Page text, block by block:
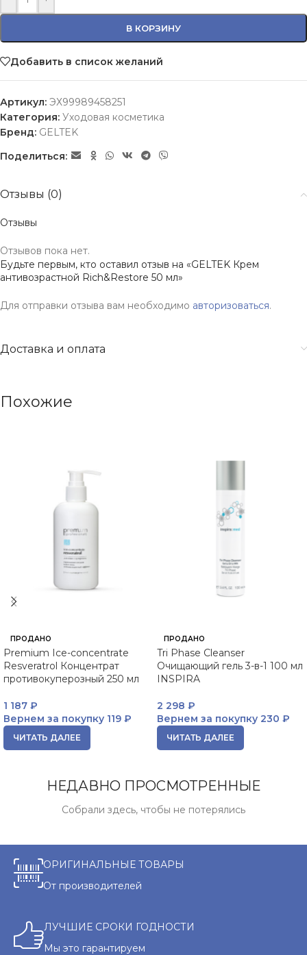
В КОРЗИНУ
Добавить в список желаний
Артикул: ЭХ99989458251
Категория: Уходовая косметика
Бренд: GELTEK
Поделиться:
Отзывы (0)
Отзывы
Отзывов пока нет.
Будьте первым, кто оставил отзыв на «GELTEK Крем
антивозрастной Rich&Restore 50 мл»
Для отправки отзыва вам необходимо авторизоваться.
Доставка и оплата
Похожие
ПРОДАНО
Premium Ice-concentrate
Resveratrol Концентрат
противокуперозный 250 мл
1 187 ₽
Вернем за покупку 119 ₽
ЧИТАТЬ ДАЛЕЕ
ПРОДАНО
Tri Phase Cleanser
Очищающий гель 3-в-1 100 мл
INSPIRA
2 298 ₽
Вернем за покупку 230 ₽
ЧИТАТЬ ДАЛЕЕ
НЕДАВНО ПРОСМОТРЕННЫЕ
Собрали здесь, чтобы не потерялись
ОРИГИНАЛЬНЫЕ ТОВАРЫ
От производителей
ЛУЧШИЕ СРОКИ ГОДНОСТИ
Мы это гарантируем